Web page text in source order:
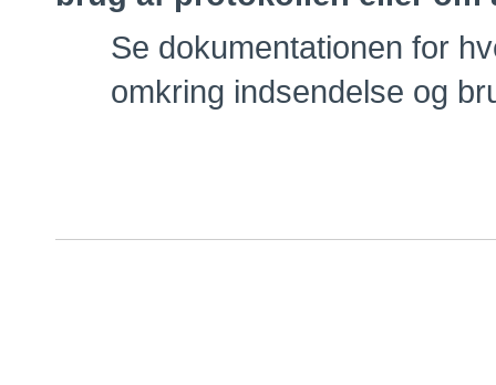
Se dokumentationen for
omkring indsendelse og